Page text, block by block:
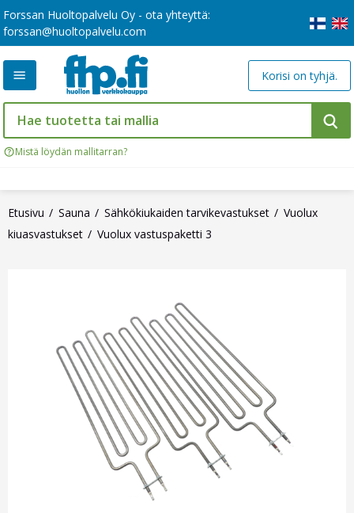
Forssan Huoltopalvelu Oy - ota yhteyttä:
forssan@huoltopalvelu.com
Mistä löydän mallitarran?
Korisi on tyhjä.
Etusivu Sauna Sähkökiukaiden tarvikevastukset
Vuolux
kiuasvastukset
Vuolux vastuspaketti 3